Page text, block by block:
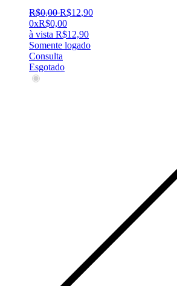
R$0,00 R$12,90
0xR$0,00
à vista R$12,90
Somente logado
Consulta
Esgotado